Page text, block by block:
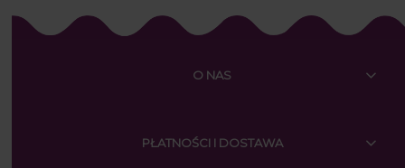
O NAS
PŁATNOŚCI I DOSTAWA